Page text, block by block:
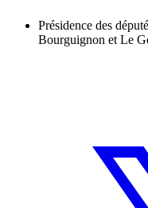
Présidence des
Bourguignon et Le